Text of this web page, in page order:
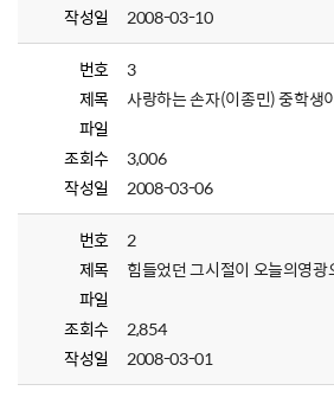
작성일
2008-03-10
번호
3
제목
사랑하는 손자(이종민) 중학생
파일
조회수
3,006
작성일
2008-03-06
번호
2
제목
힘들었던 그시절이 오늘의영광
파일
조회수
2,854
작성일
2008-03-01